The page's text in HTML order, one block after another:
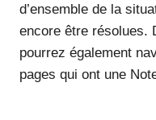
d’ensemble de la
encore être résolues.
pourrez également
pages qui ont une